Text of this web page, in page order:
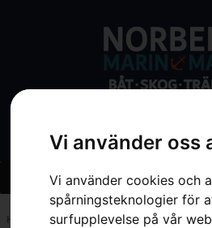
Vi använder oss
Vi använder cookies och
spårningsteknologier för
surfupplevelse på vår
Hem 7393089275982